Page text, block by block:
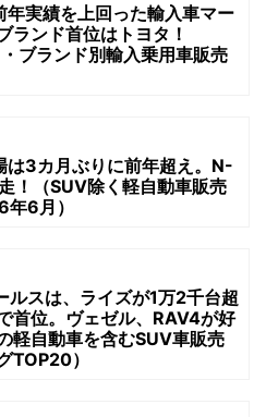
実績を上回った輸入車マー
ランド首位はトヨタ！
ブランド別輸入乗用車販売
は3カ月ぶりに前年超え。N-
！（SUV除く軽自動車販売
6月）
ルスは、ライズが1万2千台超
首位。ヴェゼル、RAV4が好
軽自動車を含むSUV車販売
TOP20）